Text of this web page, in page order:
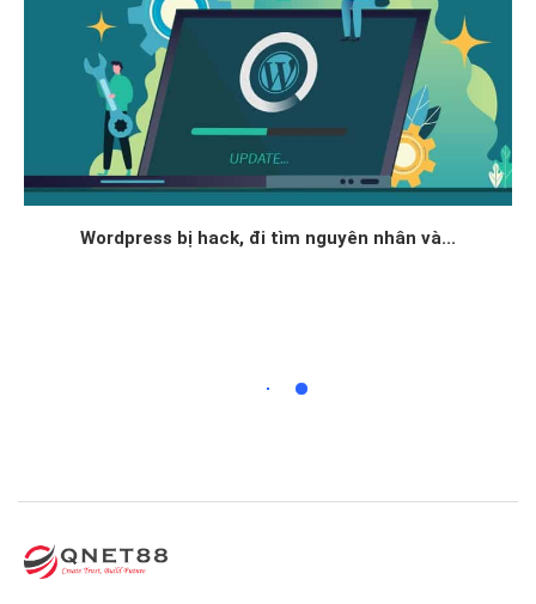
Wordpress bị hack, đi tìm nguyên nhân và...